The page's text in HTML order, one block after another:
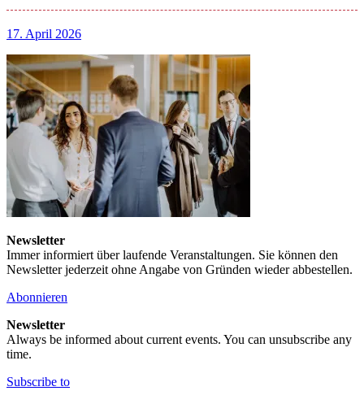
17. April 2026
Newsletter
Immer informiert über laufende Veranstaltungen. Sie können den
Newsletter jederzeit ohne Angabe von Gründen wieder abbestellen.
Abonnieren
Newsletter
Always be informed about current events. You can unsubscribe any
time.
Subscribe to